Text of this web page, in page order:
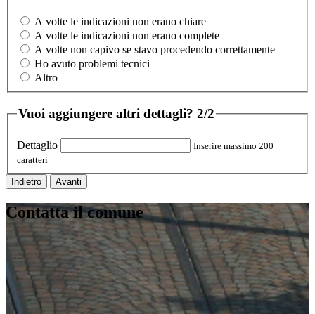
A volte le indicazioni non erano chiare
A volte le indicazioni non erano complete
A volte non capivo se stavo procedendo correttamente
Ho avuto problemi tecnici
Altro
Vuoi aggiungere altri dettagli? 2/2
Dettaglio
Inserire massimo 200
caratteri
Indietro Avanti
Contatta il comune